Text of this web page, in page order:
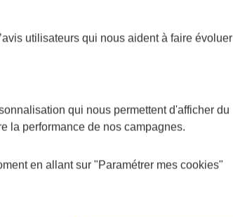
utilisateurs qui nous aident à faire évoluer
qui nous permettent d'afficher du
la performance de nos campagnes.
en allant sur "Paramétrer mes cookies"